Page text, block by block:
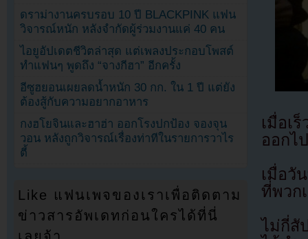
เมื่อเ
ออกไ
เมื่อวั
ที่พวก
ไม่กี่สั
ดราม่างานครบรอบ 10 ปี BLACKPINK แฟน
วิจารณ์หนัก หลังจำกัดผู้ร่วมงานแค่ 40 คน
ไอยูอัปเดตชีวิตล่าสุด แต่เพลงประกอบโพสต์
ทำแฟนๆ พูดถึง “จางกีฮา” อีกครั้ง
อีซูฮยอนเผยลดน้ำหนัก 30 กก. ใน 1 ปี แต่ยัง
ต้องสู้กับความอยากอาหาร
กงฮโยจินและฮาฮ่า ออกโรงปกป้อง จองจุน
วอน หลังถูกวิจารณ์เรื่องท่าทีในรายการวาไร
ตี้
Like แฟนเพจของเราเพื่อติดตาม
ข่าวสารอัพเดทก่อนใครได้ที่นี่